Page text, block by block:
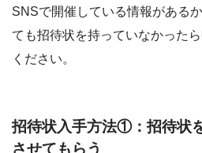
SNSで開催している情報がある
ても招待状を持っていなかった
ください。
招待状入手方法①：招待状
させてもらう